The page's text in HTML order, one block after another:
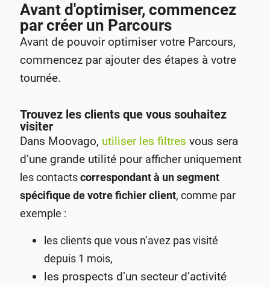
Avant d'optimiser, commencez
par créer un Parcours
Avant de pouvoir optimiser votre Parcours,
commencez par ajouter des étapes à votre
tournée.
Trouvez les clients que vous souhaitez
visiter
Dans Moovago, utiliser les filtres vous sera
d’une grande utilité pour afficher uniquement
les contactscorrespondant à un segment
spécifique de votre fichier client, comme par
exemple :
les clients que vous n’avez pas visité
depuis 1 mois,
les prospects d’un secteur d’activité